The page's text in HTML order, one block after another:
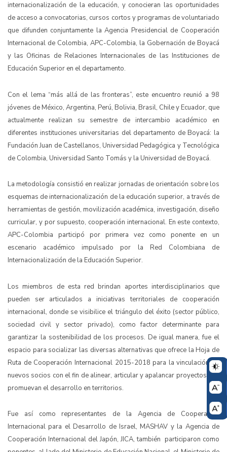
internacionalización de la educación, y conocieran las oportunidades
de acceso a convocatorias, cursos cortos y programas de voluntariado
que difunden conjuntamente la Agencia Presidencial de Cooperación
Internacional de Colombia, APC-Colombia, la Gobernación de Boyacá
y las Oficinas de Relaciones Internacionales de las Instituciones de
Educación Superior en el departamento.
Con el lema “más allá de las fronteras”, este encuentro reunió a 98
jóvenes de México, Argentina, Perú, Bolivia, Brasil, Chile y Ecuador, que
actualmente realizan su semestre de intercambio académico en
diferentes instituciones universitarias del departamento de Boyacá: la
Fundación Juan de Castellanos, Universidad Pedagógica y Tecnológica
de Colombia, Universidad Santo Tomás y la Universidad de Boyacá.
La metodología consistió en realizar jornadas de orientación sobre los
esquemas de internacionalización de la educación superior, a través de
herramientas de gestión, movilización académica, investigación, diseño
curricular, y por supuesto, cooperación internacional. En este contexto,
APC-Colombia participó por primera vez como ponente en un
escenario académico impulsado por la Red Colombiana de
Internacionalización de la Educación Superior.
Los miembros de esta red brindan aportes interdisciplinarios que
pueden ser articulados a iniciativas territoriales de cooperación
internacional, donde se visibilice el triángulo del éxito (sector público,
sociedad civil y sector privado), como factor determinante para
garantizar la sostenibilidad de los procesos. De igual manera, fue el
espacio para socializar las diversas alternativas que ofrece la Hoja de
Ruta de Cooperación Internacional 2015-2018 para la vinculación de
nuevos socios con el fin de alinear, articular y apalancar proyectos que
promuevan el desarrollo en territorios.
Fue así como representantes de la Agencia de Cooperación
Internacional para el Desarrollo de Israel, MASHAV y la Agencia de
Cooperación Internacional del Japón, JICA, también participaron como